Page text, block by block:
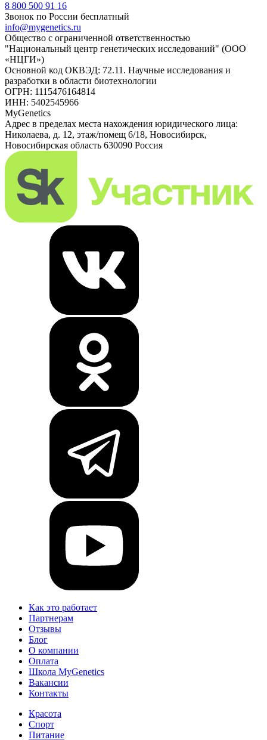
8 800 500 91 16
Звонок по России бесплатный
info@mygenetics.ru
Общество с ограниченной ответственностью
"Национальный центр генетических исследований" (ООО
«НЦГИ»)
Основной код ОКВЭД: 72.11. Научные исследования и
разработки в области биотехнологии
ОГРН: 1115476164814
ИНН: 5402545966
MyGenetics
Адрес в пределах места нахождения юридического лица:
Николаева, д. 12, этаж/помещ 6/18, Новосибирск,
Новосибирская область 630090 Россия
Как это работает
Партнерам
Отзывы
Блог
О компании
Оплата
Школа MyGenetics
Вакансии
Контакты
Красота
Спорт
Питание